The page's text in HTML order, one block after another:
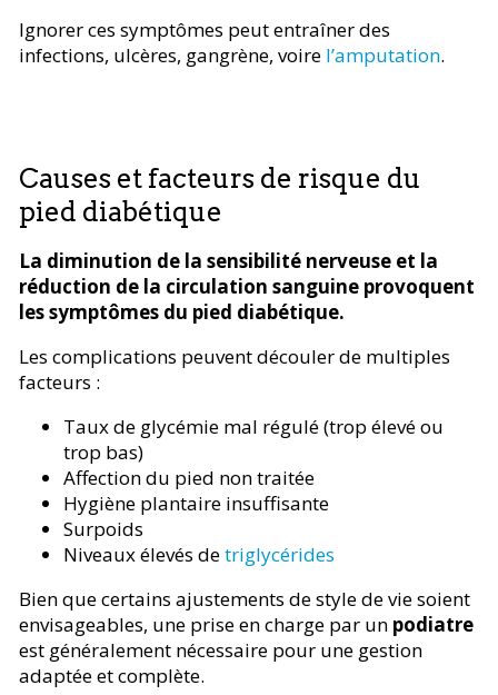
Ignorer ces symptômes peut entraîner des
infections, ulcères, gangrène, voire l’amputation.
Causes et facteurs de risque du
pied diabétique
La diminution de la sensibilité nerveuse et la
réduction de la circulation sanguine provoquent
les symptômes du pied diabétique.
Les complications peuvent découler de multiples
facteurs :
Taux de glycémie mal régulé (trop élevé ou
trop bas)
Affection du pied non traitée
Hygiène plantaire insuffisante
Surpoids
Niveaux élevés detriglycérides
Bien que certains ajustements de style de vie soient
envisageables, une prise en charge par un podiatre
est généralement nécessaire pour une gestion
adaptée et complète.